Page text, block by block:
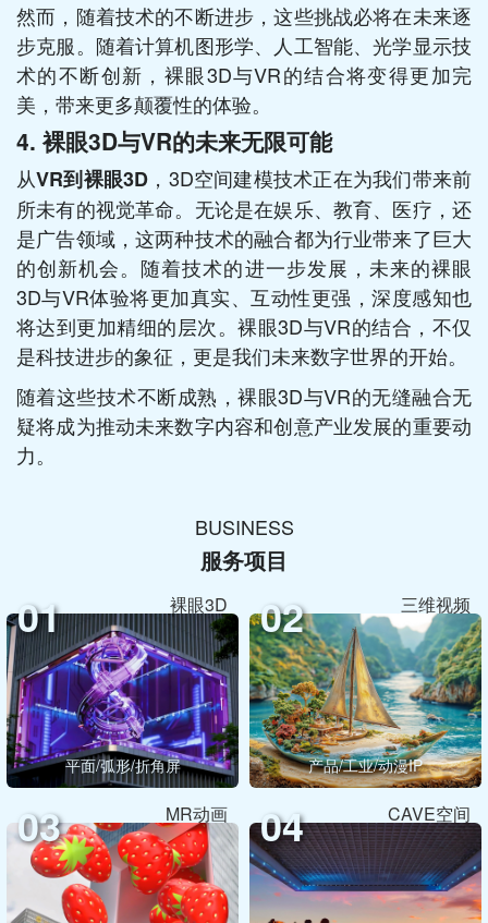
然而，随着技术的不断进步，这些挑战必将在未来逐
步克服。随着计算机图形学、人工智能、光学显示技
术的不断创新，裸眼3D与VR的结合将变得更加完
美，带来更多颠覆性的体验。
4. 裸眼3D与VR的未来无限可能
从VR到裸眼3D ，3D空间建模技术正在为我们带来前
所未有的视觉革命。无论是在娱乐、教育、医疗，还
是广告领域，这两种技术的融合都为行业带来了巨大
的创新机会。随着技术的进一步发展，未来的裸眼
3D与VR体验将更加真实、互动性更强，深度感知也
将达到更加精细的层次。裸眼3D与VR的结合，不仅
是科技进步的象征，更是我们未来数字世界的开始。
随着这些技术不断成熟，裸眼3D与VR的无缝融合无
疑将成为推动未来数字内容和创意产业发展的重要动
力。
BUSINESS
服务项目
01 裸眼3D
平面/弧形/折角屏
02 三维视频
产品/工业/动漫IP
03 MR动画 04 CAVE空间